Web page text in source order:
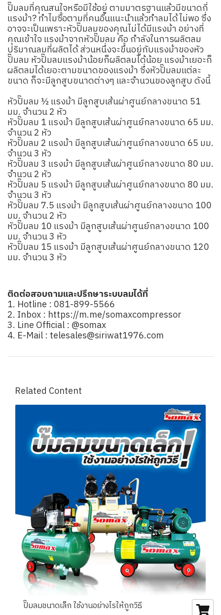
ปั๊มลมที่คุณสนใจหรือมีใช้อยู่ ตามมาตรฐานแล้วมีขนาดกี่
แรงม้า? ทำไมซื้อตามที่คนอื่นแนะนำแล้วทำลมได้ไม่พอ ซึ่ง
อาจจะเป็นเพราะหัวปั๊มลมของคุณไม่ได้มีแรงม้า อย่างที่
คุณเข้าใจ แรงม้าจากหัวปั๊มลม คือ กำลังในการผลิตลม
ปริมาณลมที่ผลิตได้ ส่วนหนึ่งจะขึ้นอยู่กับแรงม้าของหัว
ปั๊มลม หัวปั๊มลมแรงม้าน้อยก็ผลิตลมได้น้อย แรงม้าเยอะก็
ผลิตลมได้เยอะตามขนาดของแรงม้า ซึ่งหัวปั๊มลมแต่ละ
ขนาด ก็จะมีลูกสูบขนาดต่างๆ และจำนวนของลูกสูบ ดังนี้
หัวปั๊มลม ½ แรงม้า มีลูกสูบเส้นผ่าศูนย์กลางขนาด 51
มม. จำนวน 2 หัว
หัวปั๊มลม 1 แรงม้า มีลูกสูบเส้นผ่าศูนย์กลางขนาด 65 มม.
จำนวน 2 หัว
หัวปั๊มลม 2 แรงม้า มีลูกสูบเส้นผ่าศูนย์กลางขนาด 65 มม.
จำนวน 3 หัว
หัวปั๊มลม 3 แรงม้า มีลูกสูบเส้นผ่าศูนย์กลางขนาด 80 มม.
จำนวน 2 หัว
หัวปั๊มลม 5 แรงม้า มีลูกสูบเส้นผ่าศูนย์กลางขนาด 80 มม.
จำนวน 3 หัว
หัวปั๊มลม 7.5 แรงม้า มีลูกสูบเส้นผ่าศูนย์กลางขนาด 100
มม. จำนวน 2 หัว
หัวปั๊มลม 10 แรงม้า มีลูกสูบเส้นผ่าศูนย์กลางขนาด 100
มม. จำนวน 3 หัว
หัวปั๊มลม 15 แรงม้า มีลูกสูบเส้นผ่าศูนย์กลางขนาด 120
มม. จำนวน 3 หัว
ติดต่อสอบถามและปรึกษาระบบลมได้ที่
1. Hotline : 081-899-5566
2. Inbox : https://m.me/somaxcompressor
3. Line Official : @somax
4. E-Mail : telesales@siriwat1976.com
Related Content
ปั๊มลมขนาดเล็ก ใช้งานอย่างไรให้ถูกวิธี